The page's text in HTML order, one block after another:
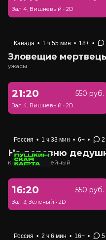
Зал 4, Вишневый • 2D
Канада • 1 ч 55 мин • 18+ •
Зловещие
ужасы
21:20 550 руб.
Зал 4, Вишневый • 2D
Россия • 1 ч 33 мин • 6+ • 2
На деревню
комедия, семейный
16:20 550 руб.
Зал 3, Зеленый • 2D
Россия • 2 ч 6 мин • 16+ • 5